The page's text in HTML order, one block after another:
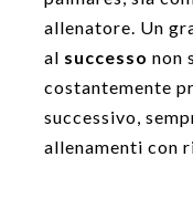
allenatore. Un
al successo non
costantemente
successivo,
allenamenti con